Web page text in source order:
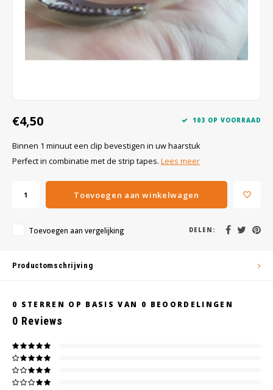
Wig caps
€4,50 103 OP VOORRAAD
Binnen 1 minuut een clip bevestigen in uw haarstuk
Perfect in combinatie met de strip tapes. Lees meer
Toevoegen aan winkelwagen
Toevoegen aan vergelijking DELEN:
Productomschrijving
0 STERREN OP BASIS VAN 0 BEOORDELINGEN
0 Reviews